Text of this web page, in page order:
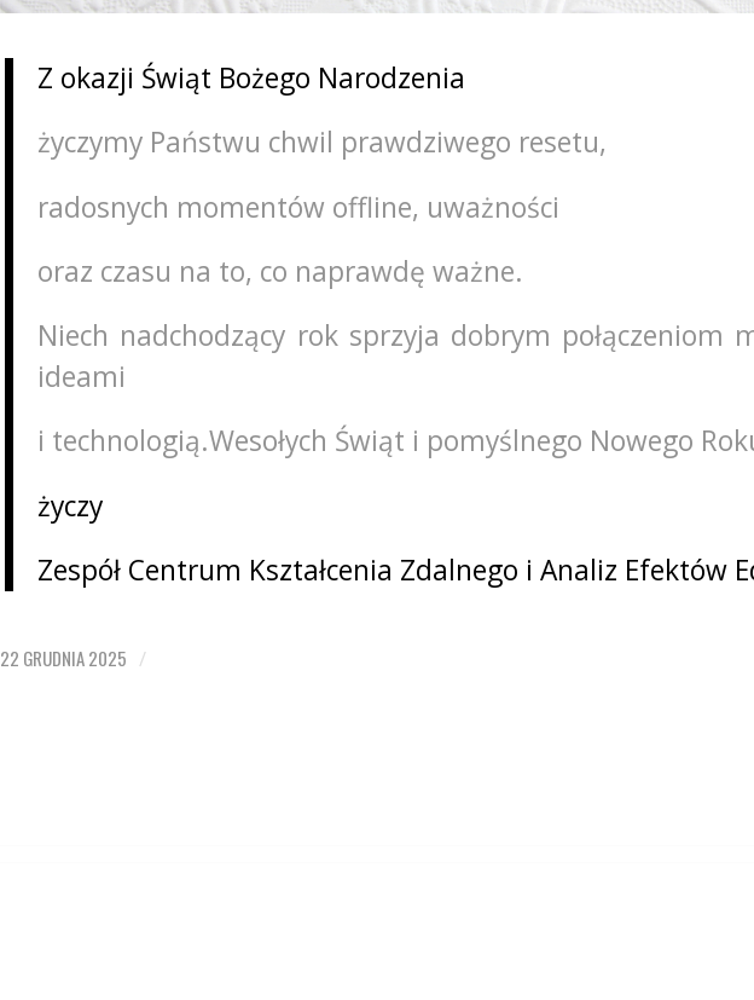
Z okazji Świąt Bożego Narodzenia
życzymy Państwu chwil prawdziwego resetu,
radosnych momentów offline, uważności
oraz czasu na to, co naprawdę ważne.
Niech nadchodzący rok sprzyja dobrym połączeniom
ideami
i technologią.Wesołych Świąt i pomyślnego Nowego
życzy
Zespół Centrum Kształcenia Zdalnego i Analiz Efektów
22 GRUDNIA 2025 /